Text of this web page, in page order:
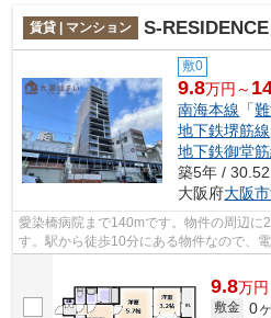
賃貸 | マンション S-
敷0
9.8万円～
南海本線 「
地下鉄堺筋線
地下鉄御堂
築5年 /
大阪府大阪
愛染橋病院まで140mです。物件の周辺に
す。駅から徒歩10分にある物件なので、
9.8万円
敷金 0